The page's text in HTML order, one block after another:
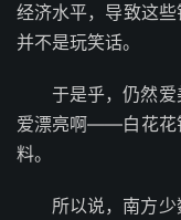
经济水平，导致这
并不是玩笑话。
于是乎，仍然
爱漂亮啊——白花花
料。
所以说，南方